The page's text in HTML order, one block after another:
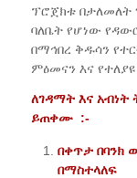
ፕሮጀክቱ በታለመለት
ባለቤት የሆነው
በማኅበረ ቅዱሳን
ምዕመናን እና
ለገዳማት እና
ይጠቀሙ :-
በቀጥታ በባንክ
በማስተላለፍ